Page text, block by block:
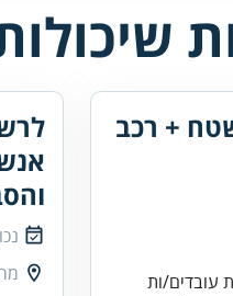
+ רכב
עובדים/ות